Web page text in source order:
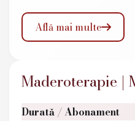
Află mai multe
Maderoterapie |
Durată / Abonament